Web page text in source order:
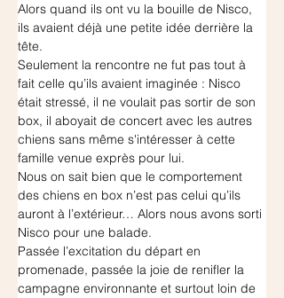
Alors quand ils ont vu la bouille de Nisco,
ils avaient déjà une petite idée derrière la
tête.
Seulement la rencontre ne fut pas tout à
fait celle qu’ils avaient imaginée : Nisco
était stressé, il ne voulait pas sortir de son
box, il aboyait de concert avec les autres
chiens sans même s'intéresser à cette
famille venue exprès pour lui.
Nous on sait bien que le comportement
des chiens en box n’est pas celui qu’ils
auront à l’extérieur… Alors nous avons sorti
Nisco pour une balade.
Passée l’excitation du départ en
promenade, passée la joie de renifler la
campagne environnante et surtout loin de